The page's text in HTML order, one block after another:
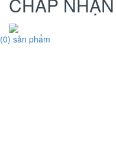
(0) sản phẩm